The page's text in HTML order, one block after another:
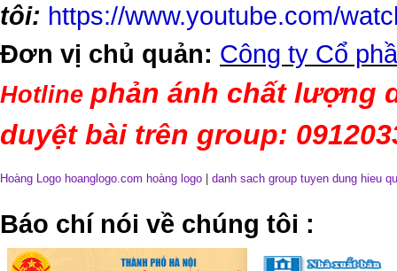
tôi: https://www.youtube.com/
Đơn vị chủ quản: Công ty Cổ
Hotline phản ánh chất lượng
duyệt bài trên group:
Hoàng Logo hoanglogo.com hoàng logo danh sach group tuyen dung hieu
​Báo chí nói về chúng tôi :